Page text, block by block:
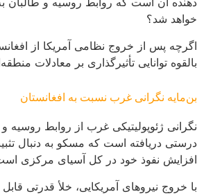
خواهد شد؟
اگرچه پس از خروج نظامی آمریکا از
بالقوه توانایی تأثیرگذاری بر معادلات
بن‌مایه نگرانی غرب نسبت به افغانستان
نگرانی ژئوپولیتیکی غرب از روابط
درستی دریافته است که مسکو به دنبال
افزایش نفوذ خود در کل آسیای مرکزی
با خروج نیروهای آمریکایی، خلأ قدرتی